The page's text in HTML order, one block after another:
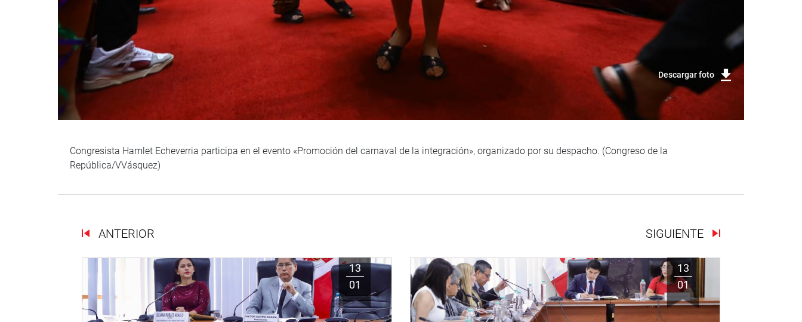
Descargar foto
Congresista Hamlet Echeverria participa en el evento «Promoción del carnaval de la integración», organizado por su despacho. (Congreso de la
República/VVásquez)
ANTERIOR SIGUIENTE
13
01
13
01